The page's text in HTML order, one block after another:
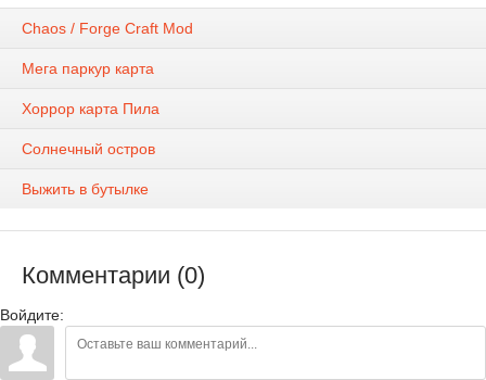
Chaos / Forge Craft Mod
Мега паркур карта
Хоррор карта Пила
Солнечный остров
Выжить в бутылке
Комментарии (0)
Войдите: